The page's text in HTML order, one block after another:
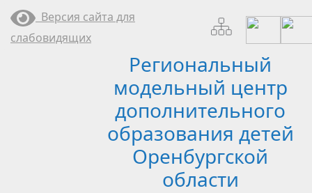
Перейти
содержимому
Версия сайта для
слабовидящих
Региональный
модельный центр
дополнительного
образования детей
Оренбургской
области